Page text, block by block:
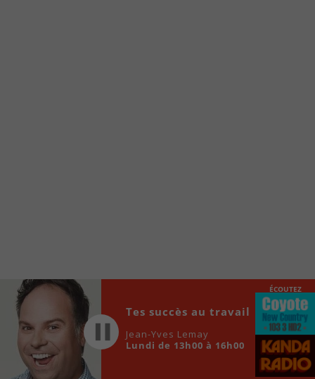
Audio
Player
00:00 00:00
Tes succès au travail
Jean-Yves Lemay
Lundi de 13h00 à 16h00
ÉCOUTEZ